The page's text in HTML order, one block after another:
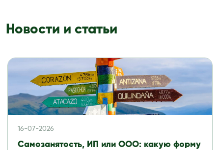
Новости и статьи
16-07-2026
Самозанятость, ИП или ООО: какую форму